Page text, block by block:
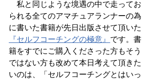
私と同じような境遇の中で走ってお
られる全てのアマチュアランナーの為
に書いた書籍が先日出版させて頂いた
『セルフコーチングの極意』 です。書
籍をすでにご購入くださった方もそう
ではない方も改めて本日考えて頂きた
いのは、「セルフコーチングとはいっ